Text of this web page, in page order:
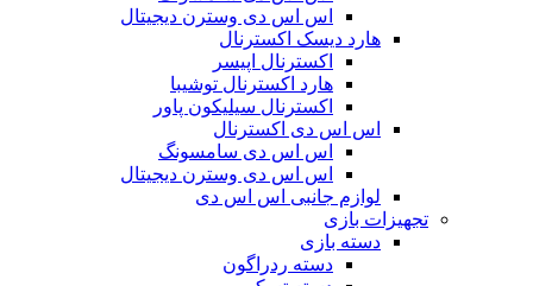
اس اس دی وسترن دیجیتال
هارد دیسک اکسترنال
اکسترنال اپیسر
هارد اکسترنال توشیبا
اکسترنال سیلیکون پاور
اس اس دی اکسترنال
اس اس دی سامسونگ
اس اس دی وسترن دیجیتال
لوازم جانبی اس اس دی
تجهیزات بازی
دسته بازی
دسته ردراگون